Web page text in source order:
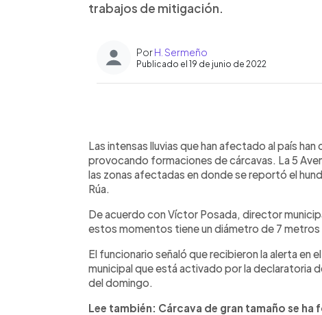
trabajos de mitigación.
PorH. Sermeño
Publicado el 19 de junio de 2022
Escuchar artículo
Las intensas lluvias que han afectado al país
provocando formaciones de cárcavas. La 5
las zonas afectadas en donde se reportó el
Rúa.
De acuerdo con Víctor Posada, director
estos momentos tiene un diámetro de 7
El funcionario señaló que recibieron la alerta en
municipal que está activado por la declaratoria
del domingo.
Lee también: Cárcava de gran tamaño se